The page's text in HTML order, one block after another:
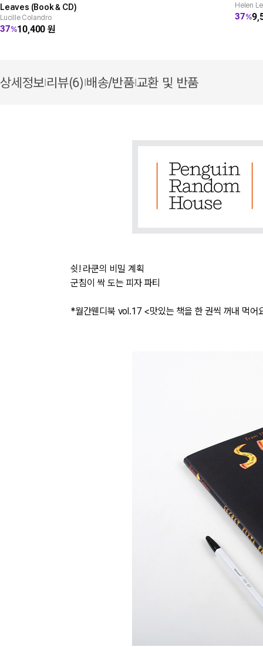
Leaves (Book & CD)
Lucille Colandro
37%10,400원
Helen
37%
상세정보|리뷰(6)|배송/반품|교환 및 반품
쉿! 라쿤의 비밀 계획
군침이 싹 도는 피자 파티
*월간웬디북 vol.17 <맛있는 책을 한 권씩 꺼내 먹어